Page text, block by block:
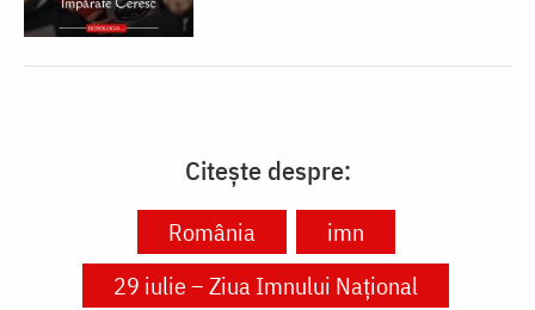
Citește despre:
România
imn
29 iulie – Ziua Imnului Național